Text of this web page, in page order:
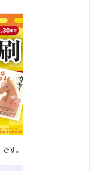
です。